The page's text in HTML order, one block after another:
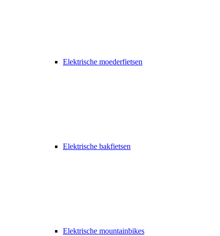
Elektrische moederfietsen
Elektrische bakfietsen
Elektrische mountainbikes